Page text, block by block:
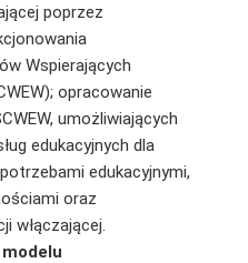
poprzez
Wspierających
opracowanie
umożliwiających
edukacyjnych dla
edukacyjnymi,
oraz
włączającej.